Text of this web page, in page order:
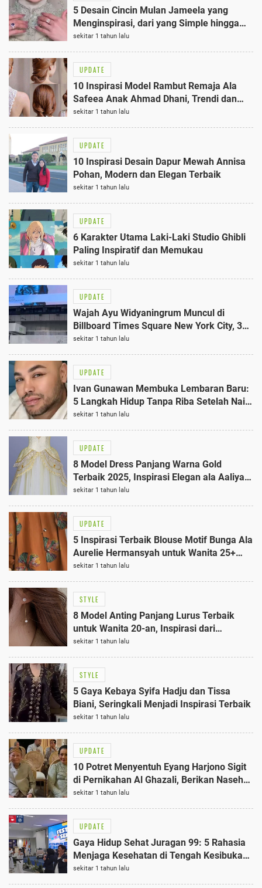
5 Desain Cincin Mulan Jameela yang
Menginspirasi, dari yang Simple hingga
Mewah
sekitar 1 tahun lalu
UPDATE
10 Inspirasi Model Rambut Remaja Ala
Safeea Anak Ahmad Dhani, Trendi dan
Cocok untuk Usia 14 Tahun
sekitar 1 tahun lalu
UPDATE
10 Inspirasi Desain Dapur Mewah Annisa
Pohan, Modern dan Elegan Terbaik
sekitar 1 tahun lalu
UPDATE
6 Karakter Utama Laki-Laki Studio Ghibli
Paling Inspiratif dan Memukau
sekitar 1 tahun lalu
UPDATE
Wajah Ayu Widyaningrum Muncul di
Billboard Times Square New York City, 3
Kata Ini Bikin Bangga
sekitar 1 tahun lalu
UPDATE
Ivan Gunawan Membuka Lembaran Baru:
5 Langkah Hidup Tanpa Riba Setelah Naik
Haji
sekitar 1 tahun lalu
UPDATE
8 Model Dress Panjang Warna Gold
Terbaik 2025, Inspirasi Elegan ala Aaliyah
Massaid
sekitar 1 tahun lalu
UPDATE
5 Inspirasi Terbaik Blouse Motif Bunga Ala
Aurelie Hermansyah untuk Wanita 25+
Tahun
sekitar 1 tahun lalu
STYLE
8 Model Anting Panjang Lurus Terbaik
untuk Wanita 20-an, Inspirasi dari
Pernikahan Alyssa Al Ghazali
sekitar 1 tahun lalu
STYLE
5 Gaya Kebaya Syifa Hadju dan Tissa
Biani, Seringkali Menjadi Inspirasi Terbaik
sekitar 1 tahun lalu
UPDATE
10 Potret Menyentuh Eyang Harjono Sigit
di Pernikahan Al Ghazali, Berikan Nasehat
Bijak
sekitar 1 tahun lalu
UPDATE
Gaya Hidup Sehat Juragan 99: 5 Rahasia
Menjaga Kesehatan di Tengah Kesibukan
Bisnis
sekitar 1 tahun lalu